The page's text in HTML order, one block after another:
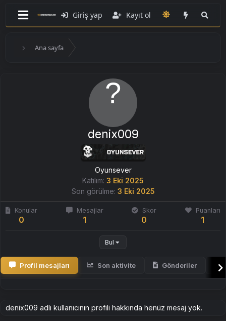
Giriş yap Kayıt ol
Ana sayfa
denix009
Oyunsever
Katılım 3 Eki 2025
Son görülme 3 Eki 2025
Konular
0
Mesajlar
1
Skor
0
Puanları
1
Bul
Profil mesajları Son aktivite Gönderiler
denix009 adlı kullanıcının profili hakkında henüz mesaj yok.